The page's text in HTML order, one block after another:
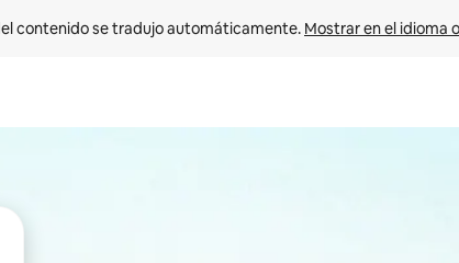
contenido se tradujo automáticamente. Mostrar en el idioma